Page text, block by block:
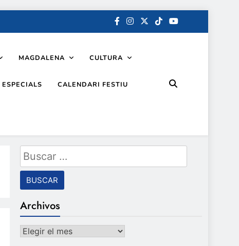
MAGDALENA CULTURA
ESPECIALS CALENDARI FESTIU
Buscar:
Archivos
Archivos